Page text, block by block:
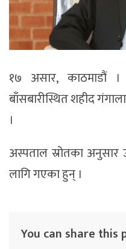
१७ असार, काठमाडौं ।
बाँसबारीस्थित शहीद
।
अस्पताल स्रोतका अनुसार
लागि गएका हुन् ।
You can share this